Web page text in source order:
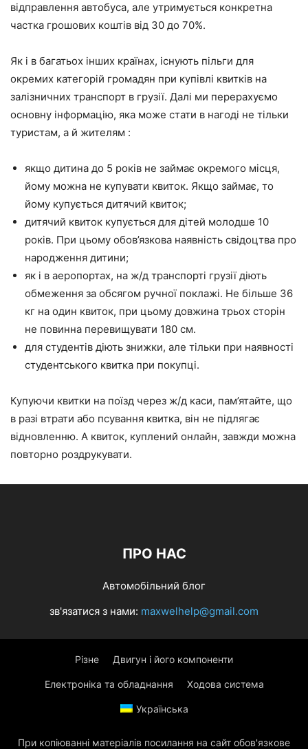
відправлення автобуса, але утримується конкретна
частка грошових коштів від 30 до 70%.
Як і в багатьох інших країнах, існують пільги для
окремих категорій громадян при купівлі квитків на
залізничних транспорт в грузії. Далі ми перерахуємо
основну інформацію, яка може стати в нагоді не тільки
туристам, а й жителям :
якщо дитина до 5 років не займає окремого місця,
йому можна не купувати квиток. Якщо займає, то
йому купується дитячий квиток;
дитячий квиток купується для дітей молодше 10
років. При цьому обов’язкова наявність свідоцтва про
народження дитини;
як і в аеропортах, на ж/д транспорті грузії діють
обмеження за обсягом ручної поклажі. Не більше 36
кг на один квиток, при цьому довжина трьох сторін
не повинна перевищувати 180 см.
для студентів діють знижки, але тільки при наявності
студентського квитка при покупці.
Купуючи квитки на поїзд через ж/д каси, пам’ятайте, що
в разі втрати або псування квитка, він не підлягає
відновленню. А квиток, куплений онлайн, завжди можна
повторно роздрукувати.
ПРО НАС
Автомобільний блог
зв'язатися з нами: maxwelhelp@gmail.com
Різне Двигун і його компоненти
Електроніка та обладнання Ходова система
Українська
При копіюванні матеріалів посилання на сайт обов'язкове